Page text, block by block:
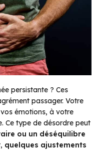
persistante ? Ces
passager. Votre
émotions, à votre
Ce type de désordre peut
ou un déséquilibre
quelques ajustements